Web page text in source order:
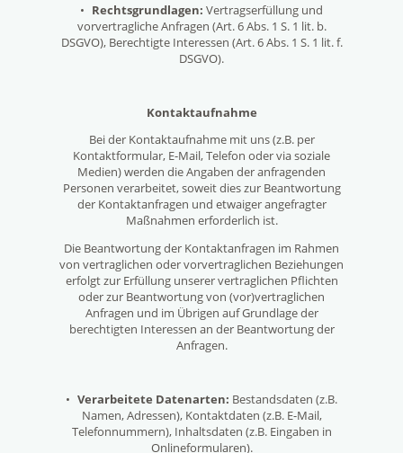
• Rechtsgrundlagen: Vertragserfüllung und
vorvertragliche Anfragen (Art. 6 Abs. 1 S. 1 lit. b.
DSGVO), Berechtigte Interessen (Art. 6 Abs. 1 S. 1 lit. f.
DSGVO).
Kontaktaufnahme
Bei der Kontaktaufnahme mit uns (z.B. per
Kontaktformular, E-Mail, Telefon oder via soziale
Medien) werden die Angaben der anfragenden
Personen verarbeitet, soweit dies zur Beantwortung
der Kontaktanfragen und etwaiger angefragter
Maßnahmen erforderlich ist.
Die Beantwortung der Kontaktanfragen im Rahmen
von vertraglichen oder vorvertraglichen Beziehungen
erfolgt zur Erfüllung unserer vertraglichen Pflichten
oder zur Beantwortung von (vor)vertraglichen
Anfragen und im Übrigen auf Grundlage der
berechtigten Interessen an der Beantwortung der
Anfragen.
• Verarbeitete Datenarten: Bestandsdaten (z.B.
Namen, Adressen), Kontaktdaten (z.B. E-Mail,
Telefonnummern), Inhaltsdaten (z.B. Eingaben in
Onlineformularen).